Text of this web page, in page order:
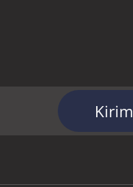
Kirim